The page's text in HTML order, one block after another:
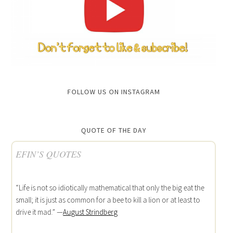
FOLLOW US ON INSTAGRAM
QUOTE OF THE DAY
EFIN’S QUOTES
“Life is not so idiotically mathematical that only the big eat the
small; it is just as common for a bee to kill a lion or at least to
drive it mad.” —August Strindberg